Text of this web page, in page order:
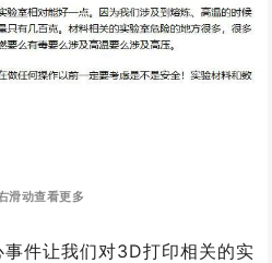
滑动查看更多
件让我们对3D打印相关的实